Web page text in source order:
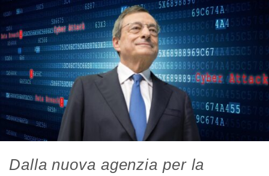
Dalla nuova agenzia per la